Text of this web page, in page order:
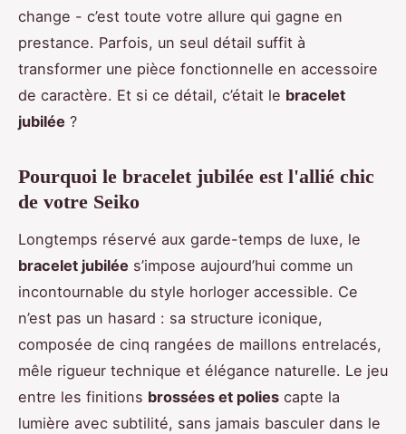
change - c’est toute votre allure qui gagne en
prestance. Parfois, un seul détail suffit à
transformer une pièce fonctionnelle en accessoire
de caractère. Et si ce détail, c’était le bracelet
jubilée ?
Pourquoi le bracelet jubilée est l'allié chic
de votre Seiko
Longtemps réservé aux garde-temps de luxe, le
bracelet jubilée s’impose aujourd’hui comme un
incontournable du style horloger accessible. Ce
n’est pas un hasard : sa structure iconique,
composée de cinq rangées de maillons entrelacés,
mêle rigueur technique et élégance naturelle. Le jeu
entre les finitions brossées et polies capte la
lumière avec subtilité, sans jamais basculer dans le